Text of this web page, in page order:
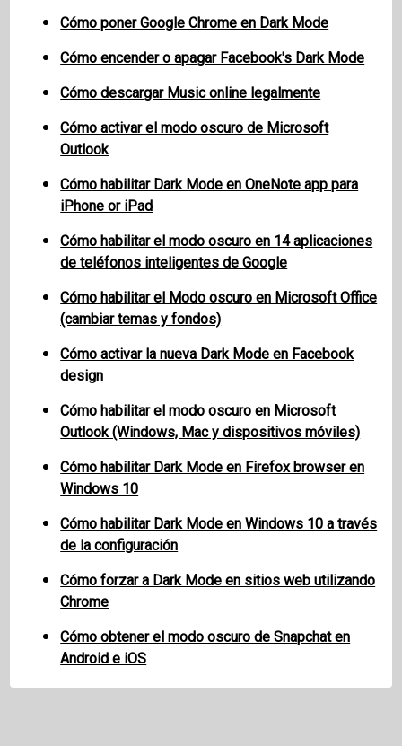
Cómo poner Google Chrome en Dark Mode
Cómo encender o apagar Facebook's Dark Mode
Cómo descargar Music online legalmente
Cómo activar el modo oscuro de Microsoft
Outlook
Cómo habilitar Dark Mode en OneNote app para
iPhone or iPad
Cómo habilitar el modo oscuro en 14 aplicaciones
de teléfonos inteligentes de Google
Cómo habilitar el Modo oscuro en Microsoft Office
(cambiar temas y fondos)
Cómo activar la nueva Dark Mode en Facebook
design
Cómo habilitar el modo oscuro en Microsoft
Outlook (Windows, Mac y dispositivos móviles)
Cómo habilitar Dark Mode en Firefox browser en
Windows 10
Cómo habilitar Dark Mode en Windows 10 a través
de la configuración
Cómo forzar a Dark Mode en sitios web utilizando
Chrome
Cómo obtener el modo oscuro de Snapchat en
Android e iOS